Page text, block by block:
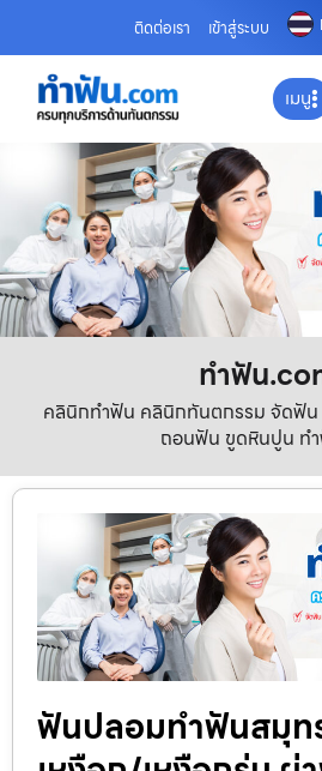
ติดต่อเรา เข้าสู่ระบบ
เมนู
ทําฟัน
คลินิกทำฟัน คลินิกทันตกรรม จัดฟั
ถอนฟัน ขูดหินปูน ท
ฟันปลอมทำฟันสมุท